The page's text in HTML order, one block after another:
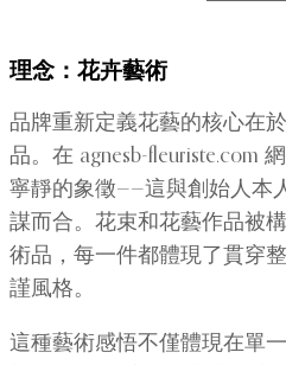
理念：花卉藝術
品牌重新定義花藝的核心在
品。在 agnesb-fleuriste.com
寧靜的象徵——這與創始人本
謀而合。花束和花藝作品被
術品，每一件都體現了貫穿
謹風格。
這種藝術感悟不僅體現在單